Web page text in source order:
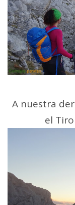
A nuestra
el